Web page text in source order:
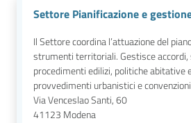
Settore Pianificazione e
Il Settore coordina l’attuazione del
strumenti territoriali. Gestisce accordi,
procedimenti edilizi, politiche abitative
provvedimenti urbanistici e
Via Venceslao Santi, 60
41123 Modena